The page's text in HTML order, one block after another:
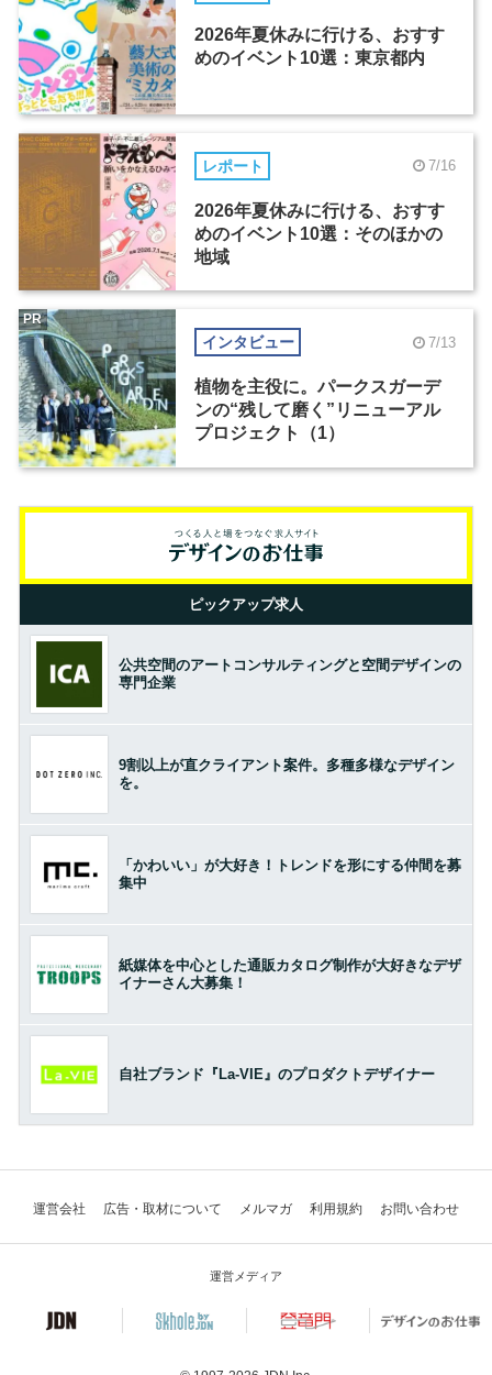
2026年夏休みに行ける、おすす
めのイベント10選：東京都内
レポート 7/16
2026年夏休みに行ける、おすす
めのイベント10選：そのほかの
地域
インタビュー 7/13
植物を主役に。パークスガーデ
ンの“残して磨く”リニューアル
プロジェクト（1）
PR
ピックアップ求人
公共空間のアートコンサルティングと空間デザインの
専門企業
9割以上が直クライアント案件。多種多様なデザイン
を。
「かわいい」が大好き！トレンドを形にする仲間を募
集中
紙媒体を中心とした通販カタログ制作が大好きなデザ
イナーさん大募集！
自社ブランド『La-VIE』のプロダクトデザイナー
運営会社 広告・取材について メルマガ 利用規約 お問い合わせ
運営メディア